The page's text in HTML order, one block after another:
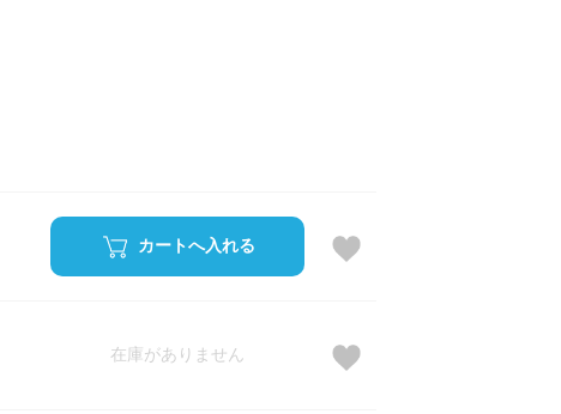
カートへ入れる
在庫がありません